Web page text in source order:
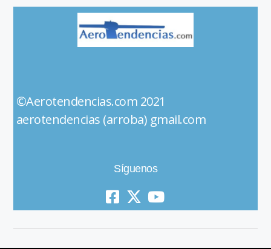
©Aerotendencias.com 2021
aerotendencias (arroba) gmail.com
Síguenos